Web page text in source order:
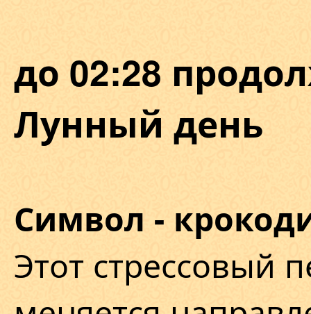
до 02:28
Лунный день
Символ -
Этот стрессовый